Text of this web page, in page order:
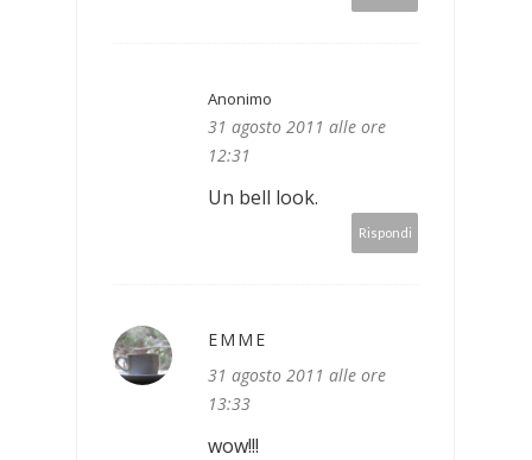
Anonimo
31 agosto 2011 alle ore
12:31
Un bell look.
Rispondi
EMME
31 agosto 2011 alle ore
13:33
wow!!!